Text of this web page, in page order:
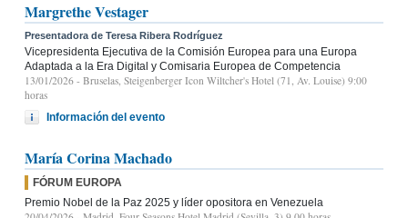
Margrethe Vestager
Presentadora de Teresa Ribera Rodríguez
Vicepresidenta Ejecutiva de la Comisión Europea para una Europa
Adaptada a la Era Digital y Comisaria Europea de Competencia
13/01/2026 - Bruselas, Steigenberger Icon Wiltcher's Hotel (71, Av. Louise) 9:00
horas
Información del evento
María Corina Machado
FÓRUM EUROPA
Premio Nobel de la Paz 2025 y líder opositora en Venezuela